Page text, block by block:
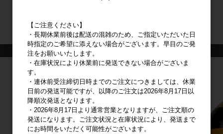
【ご注意ください】
・長期休業前後は配送の混雑のため、ご指定いただいた日
時指定のご希望に添えない場合がございます。早目のご発
注をお願いいたします。
・在庫状況により休業前に発送できない場合がございま
す。
・連休前受注締切日時までのご注文につきましては、休業
日前の発送可能ですが、以降のご注文は2026年8月17日以
降順次発送となります。
・2026年8月17日より通常営業となりますが、ご注文順の
発送になります。ご注文状況と在庫状況により、発送まで
にお時間をいただく可能性がございます。